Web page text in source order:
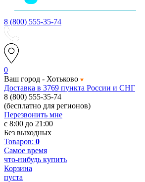
8 (800) 555-35-74
0
Ваш город - Хотьково
Доставка в 3769 пункта России и СНГ
8 (800) 555-35-74
(бесплатно для регионов)
Перезвонить мне
с 8:00 до 21:00
Без выходных
Товаров: 0
Самое время
что-нибудь купить
Корзина
пуста